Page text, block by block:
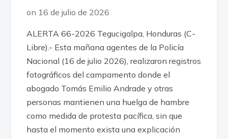
on 16 de julio de 2026
ALERTA 66-2026 Tegucigalpa, Honduras (C-
Libre).- Esta mañana agentes de la Policía
Nacional (16 de julio 2026), realizaron registros
fotográficos del campamento donde el
abogado Tomás Emilio Andrade y otras
personas mantienen una huelga de hambre
como medida de protesta pacífica, sin que
hasta el momento exista una explicación